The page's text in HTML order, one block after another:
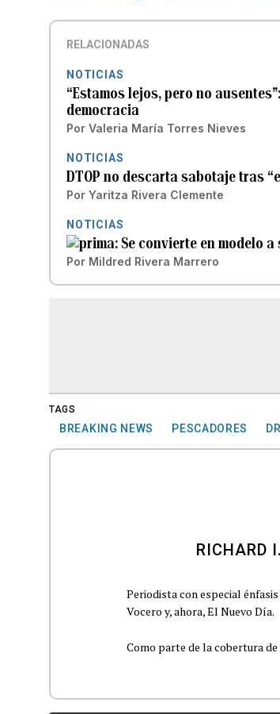
RELACIONADAS
NOTICIAS
“Estamos lejos, pero no
democracia
Por Valeria María Torres Nieves
NOTICIAS
DTOP no descarta sabotaje tras
Por Yaritza Rivera Clemente
NOTICIAS
Se convierte en modelo
Por Mildred Rivera Marrero
TAGS
BREAKING NEWS PESCADORES
RICHARD
Periodista con especial
Vocero y, ahora, El Nuevo Día.
Como parte de la cobertura